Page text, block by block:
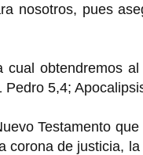
nosotros, pues
cual obtendremos
5,4;
Testamento
de justicia,